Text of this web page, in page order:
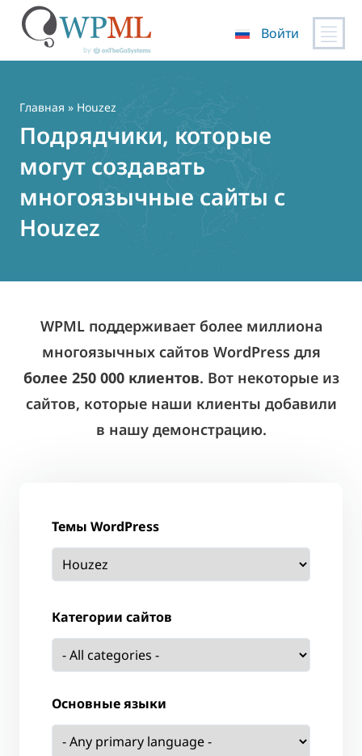
содержимому
Войти
Главная » Houzez
Подрядчики, которые
могут создавать
многоязычные сайты с
Houzez
WPML поддерживает более миллиона
многоязычных сайтов WordPress для
более 250 000 клиентов. Вот некоторые из
сайтов, которые наши клиенты добавили
в нашу демонстрацию.
Темы WordPress
Категории сайтов
Основные языки